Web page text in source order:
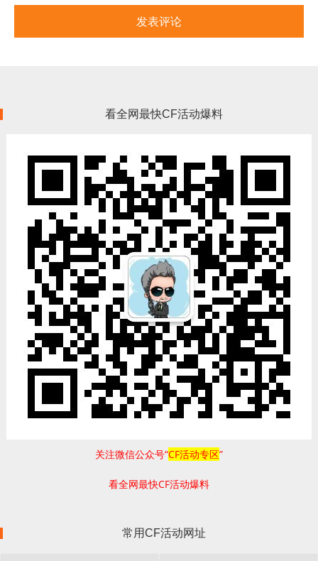
看全网最快CF活动爆料
关注微信公众号“CF活动专区”
看全网最快CF活动爆料
常用CF活动网址